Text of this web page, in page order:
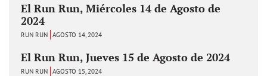
El Run Run, Miércoles 14 de Agosto de
2024
RUN RUN AGOSTO 14, 2024
El Run Run, Jueves 15 de Agosto de 2024
RUN RUN AGOSTO 15, 2024